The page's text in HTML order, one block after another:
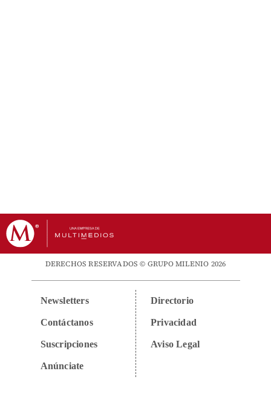
DERECHOS RESERVADOS © GRUPO MILENIO 2026
Newsletters
Contáctanos
Suscripciones
Anúnciate
Directorio
Privacidad
Aviso Legal